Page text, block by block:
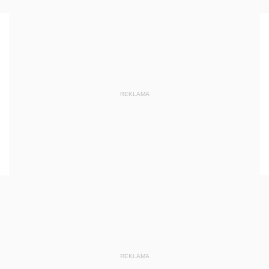
REKLAMA
REKLAMA